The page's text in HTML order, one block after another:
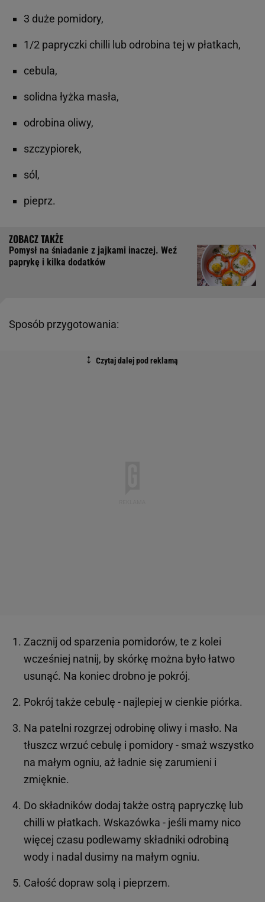
3 duże pomidory,
1/2 papryczki chilli lub odrobina tej w płatkach,
cebula,
solidna łyżka masła,
odrobina oliwy,
szczypiorek,
sól,
pieprz.
Pomysł na śniadanie z jajkami inaczej. Weź
paprykę i kilka dodatków
Sposób przygotowania:
Zacznij od sparzenia pomidorów, te z kolei
wcześniej natnij, by skórkę można było łatwo
usunąć. Na koniec drobno je pokrój.
Pokrój także cebulę - najlepiej w cienkie piórka.
Na patelni rozgrzej odrobinę oliwy i masło. Na
tłuszcz wrzuć cebulę i pomidory - smaż wszystko
na małym ogniu, aż ładnie się zarumieni i
zmięknie.
Do składników dodaj także ostrą papryczkę lub
chilli w płatkach. Wskazówka - jeśli mamy nico
więcej czasu podlewamy składniki odrobiną
wody i nadal dusimy na małym ogniu.
Całość dopraw solą i pieprzem.